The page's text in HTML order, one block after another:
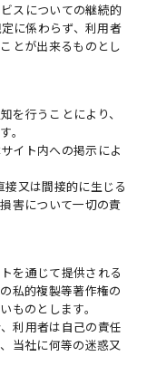
スについての継続的
に係わらず、利用者
とが出来るものとし
を行うことにより、
。
イト内への掲示によ
又は間接的に生じる
害について一切の責
を通じて提供される
私的複製等著作権の
ものとします。
利用者は自己の責任
当社に何等の迷惑又